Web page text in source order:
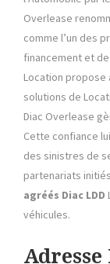
Overlease
comme l’un des
financement et
Location propose
solutions de
Diac Overlease
Cette confiance
des sinistres de
partenariats
agréés Diac LDD
véhicules.
Adresse